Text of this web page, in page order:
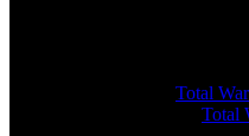
Total
Total